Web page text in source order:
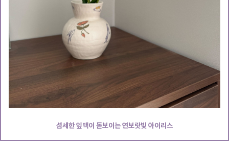
섬세한 잎맥이 돋보이는 연보랏빛 아이리스